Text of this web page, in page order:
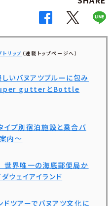
リップ （連載トップページへ）
いバヌアツブルーに包み
gutterとBottle
イプ別宿泊施設と乗合バ
内〜
世界唯一の海底郵便局か
ウェイアイランド
ドツアーでバヌアツ文化に